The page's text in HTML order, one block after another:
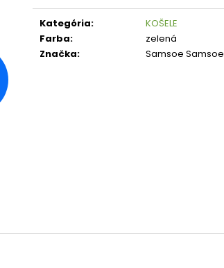
Jednotková
cena:
Kategória:
KOŠELE
Farba:
zelená
Značka: Samsoe Samsoe